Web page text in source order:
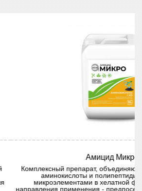
объединяющий в своём составе
и полипептиды в сочетании с
в хелатной форме. Основные
- предпосевная обработка семян